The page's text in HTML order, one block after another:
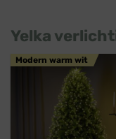
Yelka
Modern warm wit